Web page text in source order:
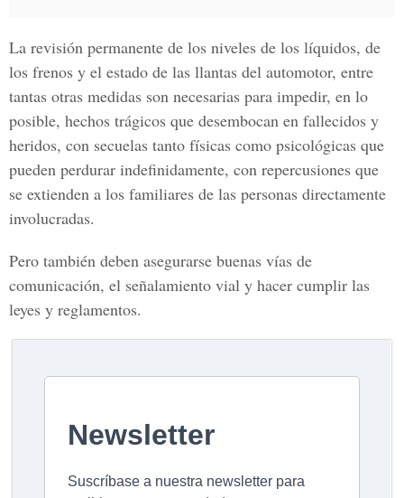
La revisión permanente de los niveles de los líquidos, de
los frenos y el estado de las llantas del automotor, entre
tantas otras medidas son necesarias para impedir, en lo
posible, hechos trágicos que desembocan en fallecidos y
heridos, con secuelas tanto físicas como psicológicas que
pueden perdurar indefinidamente, con repercusiones que
se extienden a los familiares de las personas directamente
involucradas.
Pero también deben asegurarse buenas vías de
comunicación, el señalamiento vial y hacer cumplir las
leyes y reglamentos.